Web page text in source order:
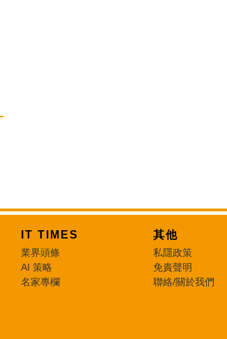
IT TIMES
業界頭條
AI 策略
名家專欄
其他
私隱政策
免責聲明
聯絡/關於我們